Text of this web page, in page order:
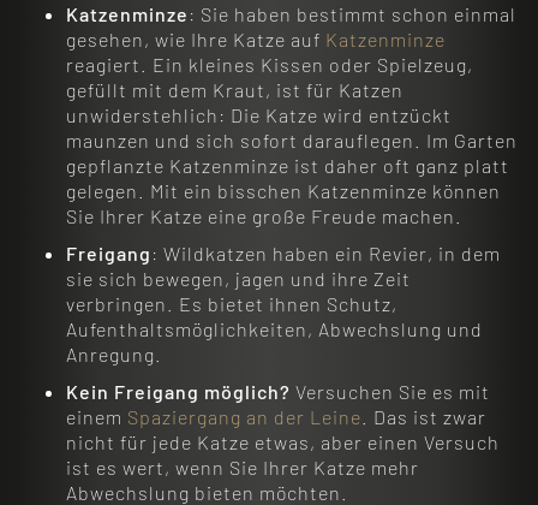
Katzenminze : Sie haben bestimmt schon einmal
gesehen, wie Ihre Katze auf Katzenminze
reagiert. Ein kleines Kissen oder Spielzeug,
gefüllt mit dem Kraut, ist für Katzen
unwiderstehlich: Die Katze wird entzückt
maunzen und sich sofort darauflegen. Im Garten
gepflanzte Katzenminze ist daher oft ganz platt
gelegen. Mit ein bisschen Katzenminze können
Sie Ihrer Katze eine große Freude machen.
Freigang : Wildkatzen haben ein Revier, in dem
sie sich bewegen, jagen und ihre Zeit
verbringen. Es bietet ihnen Schutz,
Aufenthaltsmöglichkeiten, Abwechslung und
Anregung.
Kein Freigang möglich? Versuchen Sie es mit
einem Spaziergang an der Leine . Das ist zwar
nicht für jede Katze etwas, aber einen Versuch
ist es wert, wenn Sie Ihrer Katze mehr
Abwechslung bieten möchten.